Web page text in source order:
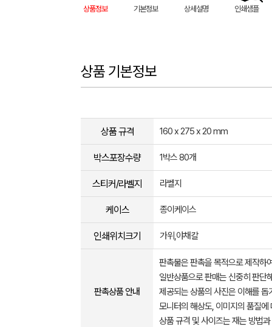
상품정보 기본정보 상세설명 인쇄샘플
상품 기본정보
상품 규격 160 x 275 x 20 mm
박스포장수량 1박스 80개
스티커/라벨지 라벨지
케이스 종이케이스
인쇄위치크기 가위,야채칼
판촉상품 안내
판촉물은 판촉을 목적으로 제작하
일반상품으로 판매는 신중히 판단
제공되는 상품의 사진은 이해를
모니터의 해상도, 이미지의 품질
상품 규격 및 사이즈는 재는 방법